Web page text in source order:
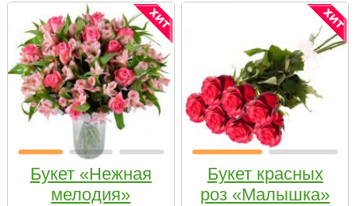
Букет «Нежная
мелодия»
Букет красных
роз «Малышка»